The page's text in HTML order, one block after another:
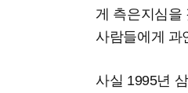
게 측은지심을
사람들에게 과
사실 1995년